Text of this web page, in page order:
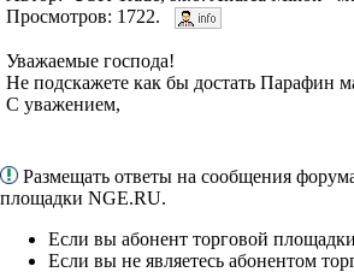
Просмотров: 1722.
Уважаемые господа!
Не подскажете как бы достать Парафин
С уважением,
Размещать ответы на сообщения
площадки NGE.RU.
Если вы абонент торговой
Если вы не являетесь абонентом